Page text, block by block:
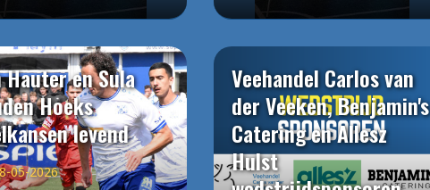
Hauter en Sula
Hoeks
levend
05-2026
Veehandel Carlos van
der Veeken, Benjamin's
Catering en Allesz
Hulst